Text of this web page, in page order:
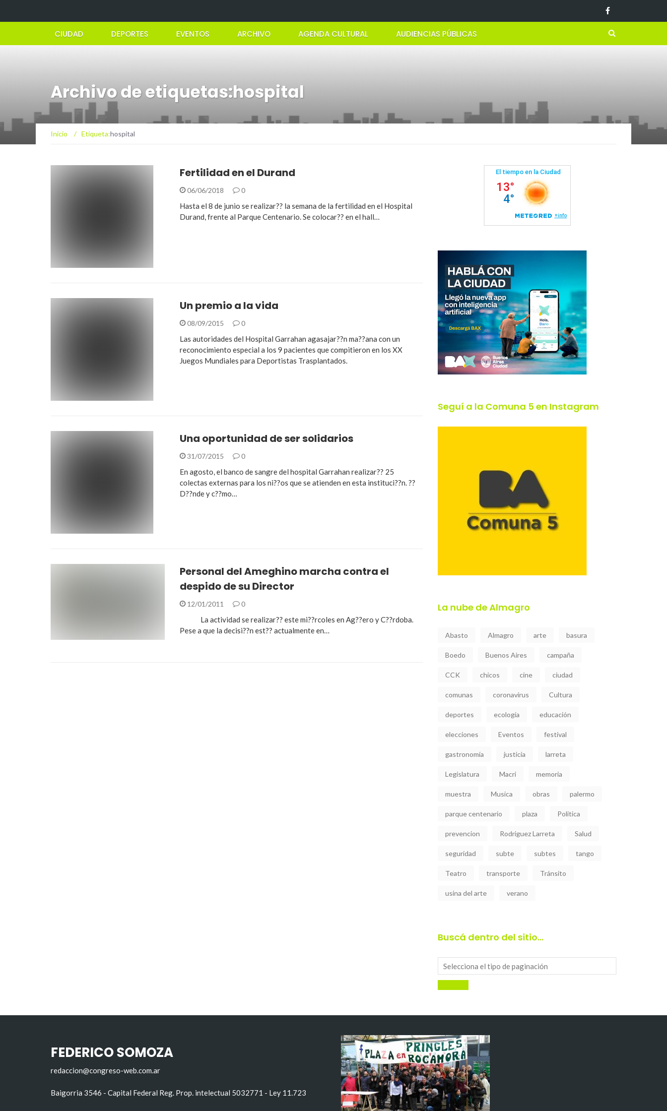
CIUDAD DEPORTES EVENTOS ARCHIVO AGENDA CULTURAL AUDIENCIAS PÚBLICAS
Archivo de etiquetas:hospital
Inicio / Etiqueta:hospital
Fertilidad en el Durand
06/06/2018 0
Hasta el 8 de junio se realizar?? la semana de la fertilidad en el Hospital
Durand, frente al Parque Centenario. Se colocar?? en el hall…
Un premio a la vida
08/09/2015 0
Las autoridades del Hospital Garrahan agasajar??n ma??ana con un
reconocimiento especial a los 9 pacientes que compitieron en los XX
Juegos Mundiales para Deportistas Trasplantados.
Una oportunidad de ser solidarios
31/07/2015 0
En agosto, el banco de sangre del hospital Garrahan realizar?? 25
colectas externas para los ni??os que se atienden en esta instituci??n. ??
D??nde y c??mo…
Personal del Ameghino marcha contra el
despido de su Director
12/01/2011 0
La actividad se realizar?? este mi??rcoles en Ag??ero y C??rdoba.
Pese a que la decisi??n est?? actualmente en…
Seguí a la Comuna 5 en Instagram
La nube de Almagro
Abasto Almagro arte basura
Boedo Buenos Aires campaña
CCK chicos cine ciudad
comunas coronavirus Cultura
deportes ecología educación
elecciones Eventos festival
gastronomía justicia larreta
Legislatura Macri memoria
muestra Musica obras palermo
parque centenario plaza Politica
prevencion Rodriguez Larreta Salud
seguridad subte subtes tango
Teatro transporte Tránsito
usina del arte verano
Buscá dentro del sitio…
FEDERICO SOMOZA
redaccion@congreso-web.com.ar
Baigorria 3546 - Capital Federal Reg. Prop. intelectual 5032771 - Ley 11.723